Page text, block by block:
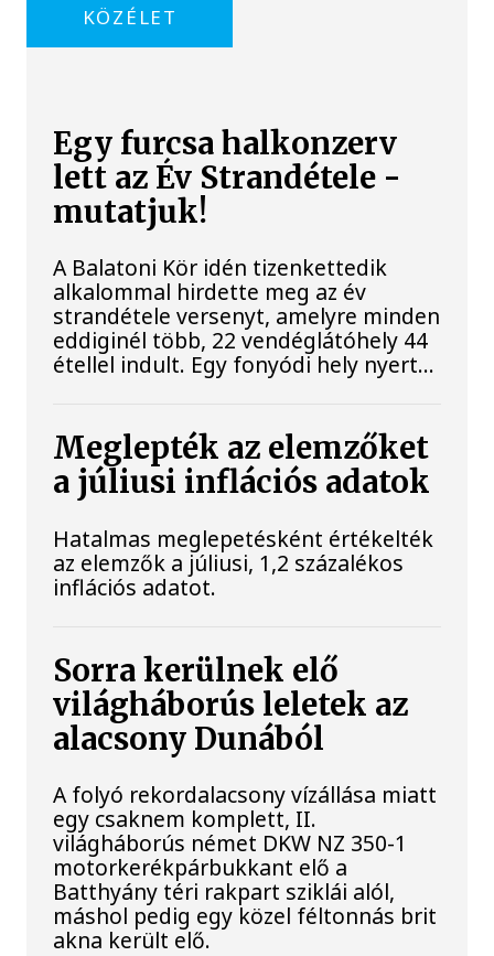
KÖZÉLET
Egy furcsa halkonzerv
lett az Év Strandétele -
mutatjuk!
A Balatoni Kör idén tizenkettedik
alkalommal hirdette meg az év
strandétele versenyt, amelyre minden
eddiginél több, 22 vendéglátóhely 44
étellel indult. Egy fonyódi hely nyert...
Meglepték az elemzőket
a júliusi inflációs adatok
Hatalmas meglepetésként értékelték
az elemzők a júliusi, 1,2 százalékos
inflációs adatot.
Sorra kerülnek elő
világháborús leletek az
alacsony Dunából
A folyó rekordalacsony vízállása miatt
egy csaknem komplett, II.
világháborús német DKW NZ 350-1
motorkerékpárbukkant elő a
Batthyány téri rakpart sziklái alól,
máshol pedig egy közel féltonnás brit
akna került elő.